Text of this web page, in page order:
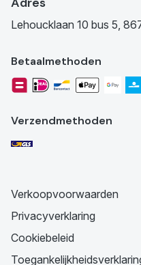
Lehoucklaan 10 bus 5,
Betaalmethoden
Verzendmethoden
Verkoopvoorwaarden
Privacyverklaring
Cookiebeleid